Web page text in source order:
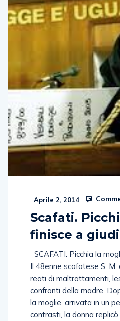
Aprile 2, 2014
Scafati.
finisce a
SCAFATI. Picchia la
Il 48enne scafatese S.
reati di maltrattamenti,
confronti della madre.
la moglie, arrivata in un
contrasti, la donna